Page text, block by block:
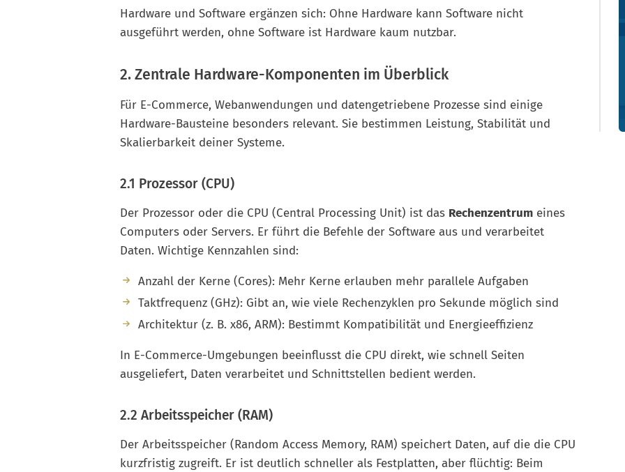
Hardware und Software ergänzen sich: Ohne Hardware kann Software nicht
ausgeführt werden, ohne Software ist Hardware kaum nutzbar.
2. Zentrale Hardware-Komponenten im Überblick
Für E-Commerce, Webanwendungen und datengetriebene Prozesse sind einige
Hardware-Bausteine besonders relevant. Sie bestimmen Leistung, Stabilität und
Skalierbarkeit deiner Systeme.
2.1 Prozessor (CPU)
Der Prozessor oder die CPU (Central Processing Unit) ist das Rechenzentrum eines
Computers oder Servers. Er führt die Befehle der Software aus und verarbeitet
Daten. Wichtige Kennzahlen sind:
Anzahl der Kerne (Cores): Mehr Kerne erlauben mehr parallele Aufgaben
Taktfrequenz (GHz): Gibt an, wie viele Rechenzyklen pro Sekunde möglich sind
Architektur (z. B. x86, ARM): Bestimmt Kompatibilität und Energieeffizienz
In E-Commerce-Umgebungen beeinflusst die CPU direkt, wie schnell Seiten
ausgeliefert, Daten verarbeitet und Schnittstellen bedient werden.
2.2 Arbeitsspeicher (RAM)
Der Arbeitsspeicher (Random Access Memory, RAM) speichert Daten, auf die die CPU
kurzfristig zugreift. Er ist deutlich schneller als Festplatten, aber flüchtig: Beim